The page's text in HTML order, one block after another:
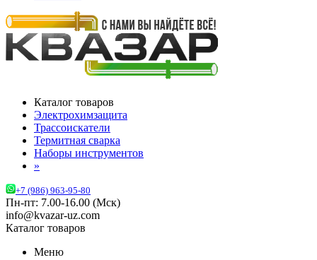
Каталог товаров
Электрохимзащита
Трассоискатели
Термитная сварка
Наборы инструментов
»
+7 (986) 963-95-80
Пн-пт: 7.00-16.00 (Мск)
info@kvazar-uz.com
Каталог товаров
Меню